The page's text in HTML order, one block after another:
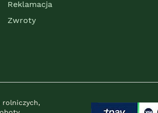
Reklamacja
Zwroty
rolniczych,